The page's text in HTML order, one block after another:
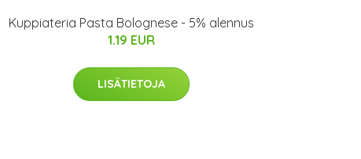
Kuppiateria Pasta Bolognese - 5% alennus
1.19 EUR
LISÄTIETOJA